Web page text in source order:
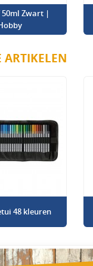
50ml Zwart |
ARTIKELEN
48 kleuren